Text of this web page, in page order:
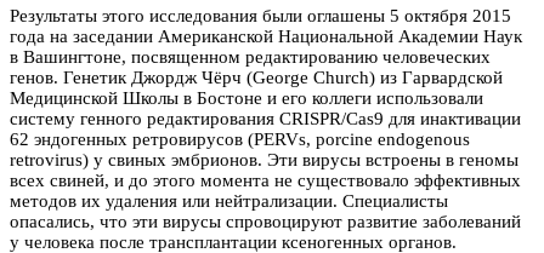
Результаты этого исследования были оглашены 5 октября 2015
года на заседании Американской Национальной Академии Наук
в Вашингтоне, посвященном редактированию человеческих
генов. Генетик Джордж Чёрч (George Church) из Гарвардской
Медицинской Школы в Бостоне и его коллеги использовали
систему генного редактирования CRISPR/Cas9 для инактивации
62 эндогенных ретровирусов (PERVs, porcine endogenous
retrovirus) у свиных эмбрионов. Эти вирусы встроены в геномы
всех свиней, и до этого момента не существовало эффективных
методов их удаления или нейтрализации. Специалисты
опасались, что эти вирусы спровоцируют развитие заболеваний
у человека после трансплантации ксеногенных органов.